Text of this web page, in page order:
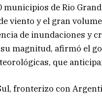
municipios de Rio
viento y el gran
de inundaciones y
magnitud, afirmó el
que
fronterizo con